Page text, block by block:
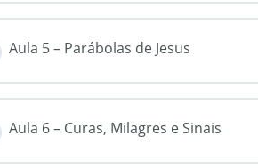
Aula 5 – Parábolas de Jesus
Aula 6 – Curas, Milagres e Sinais